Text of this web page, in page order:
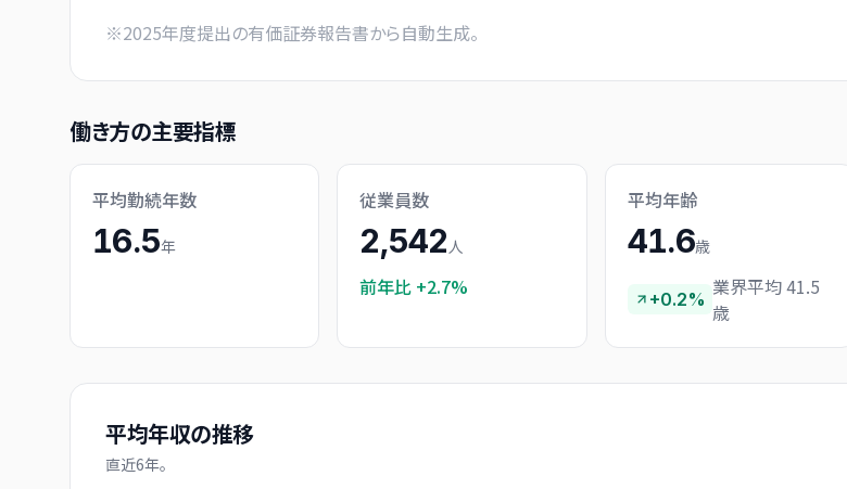
※2025年度提出の有価証券報告書から自動生成。
働き方の主要指標
平均勤続年数
16.5年
従業員数
2,542人
前年比 +2.7%
平均年齢
41.6歳
+0.2% 業界平均 41.5
歳
平均年収の推移
直近6年。